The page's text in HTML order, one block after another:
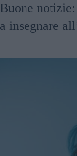
Buone
a insegnare